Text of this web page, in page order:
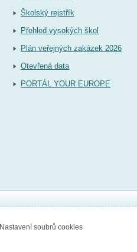
Školský rejstřík
Přehled vysokých škol
Plán veřejných zakázek 2026
Otevřená data
PORTÁL YOUR EUROPE
Nastavení soubrů cookies